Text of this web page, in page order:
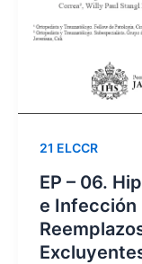
21 ELCCR
EP – 06.
e Infección